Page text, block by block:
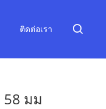
ติดต่อเรา
58 มม